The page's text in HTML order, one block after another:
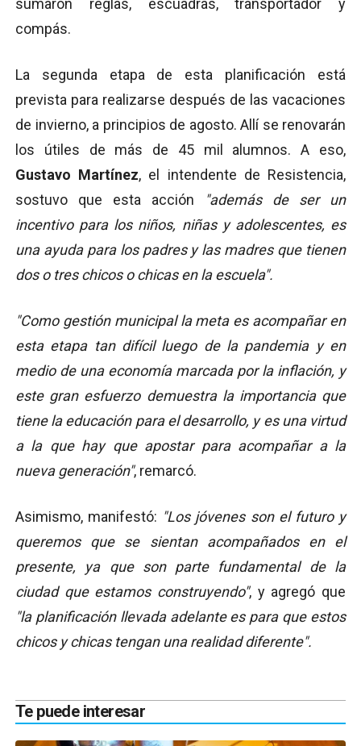
sumaron reglas, escuadras, transportador y
compás.
La segunda etapa de esta planificación está
prevista para realizarse después de las vacaciones
de invierno, a principios de agosto. Allí se renovarán
los útiles de más de 45 mil alumnos. A eso,
Gustavo Martínez, el intendente de Resistencia,
sostuvo que esta acción
"además de ser un
incentivo para los niños, niñas y adolescentes, es
una ayuda para los padres y las madres que tienen
dos o tres chicos o chicas en la escuela".
"Como gestión municipal la meta es acompañar en
esta etapa tan difícil luego de la pandemia y en
medio de una economía marcada por la inflación, y
este gran esfuerzo demuestra la importancia que
tiene la educación para el desarrollo, y es una virtud
a la que hay que apostar para acompañar a la
nueva generación", remarcó.
Asimismo, manifestó: "Los jóvenes son el futuro y
queremos que se sientan acompañados en el
presente, ya que son parte fundamental de la
ciudad que estamos construyendo", y agregó que
"la planificación llevada adelante es para que estos
chicos y chicas tengan una realidad diferente".
Te puede interesar